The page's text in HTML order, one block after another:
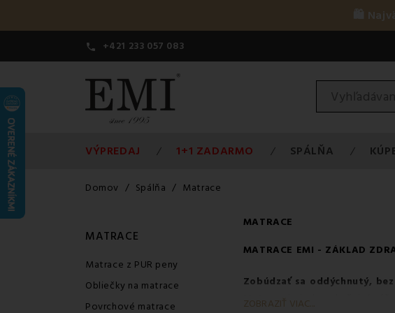
🛍️
 +421 233 057 083
VÝPREDAJ 1+1 ZADARMO SPÁLŇA
Domov Spálňa Matrace
MATRACE
Matrace z PUR peny
Obliečky na matrace
Povrchové matrace
MATRACE
MATRACE EMI - ZÁKLAD
Zobúdzať sa oddýchnutý,
Matracnie je len obyčajná
ZOBRAZIŤ VIAC...